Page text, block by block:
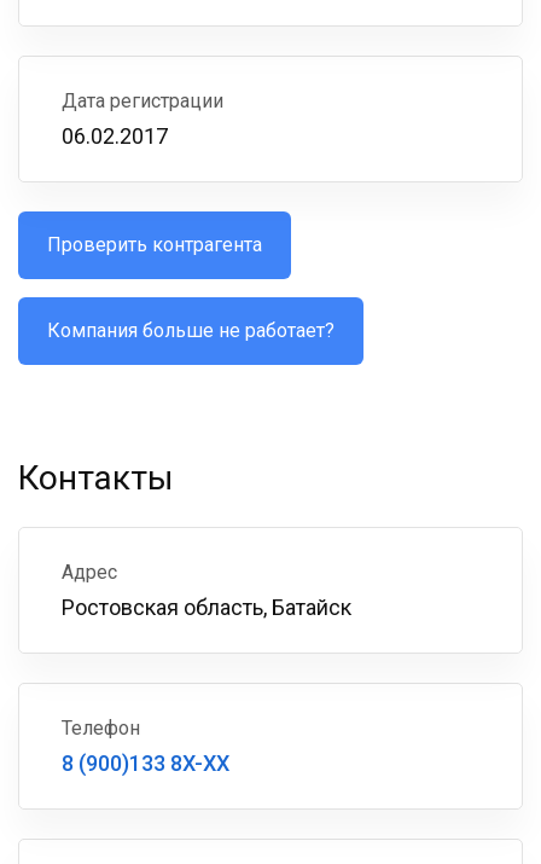
Дата регистрации
06.02.2017
Проверить контрагента
Компания больше не работает?
Контакты
Адрес
Ростовская область, Батайск
Телефон
8 (900)133 8X-XX